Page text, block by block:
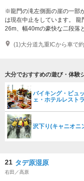
※龍門の滝左側面の崖の一部
は現在中止をしています。
26m、幅40mの豪快な二段落
(1)大分道九重ICから車で
大分でおすすめの遊び・体験
バイキング・ビュ
ェ・ホテルレスト
沢下り(キャニオニ
21 タデ原湿原
右田／高原